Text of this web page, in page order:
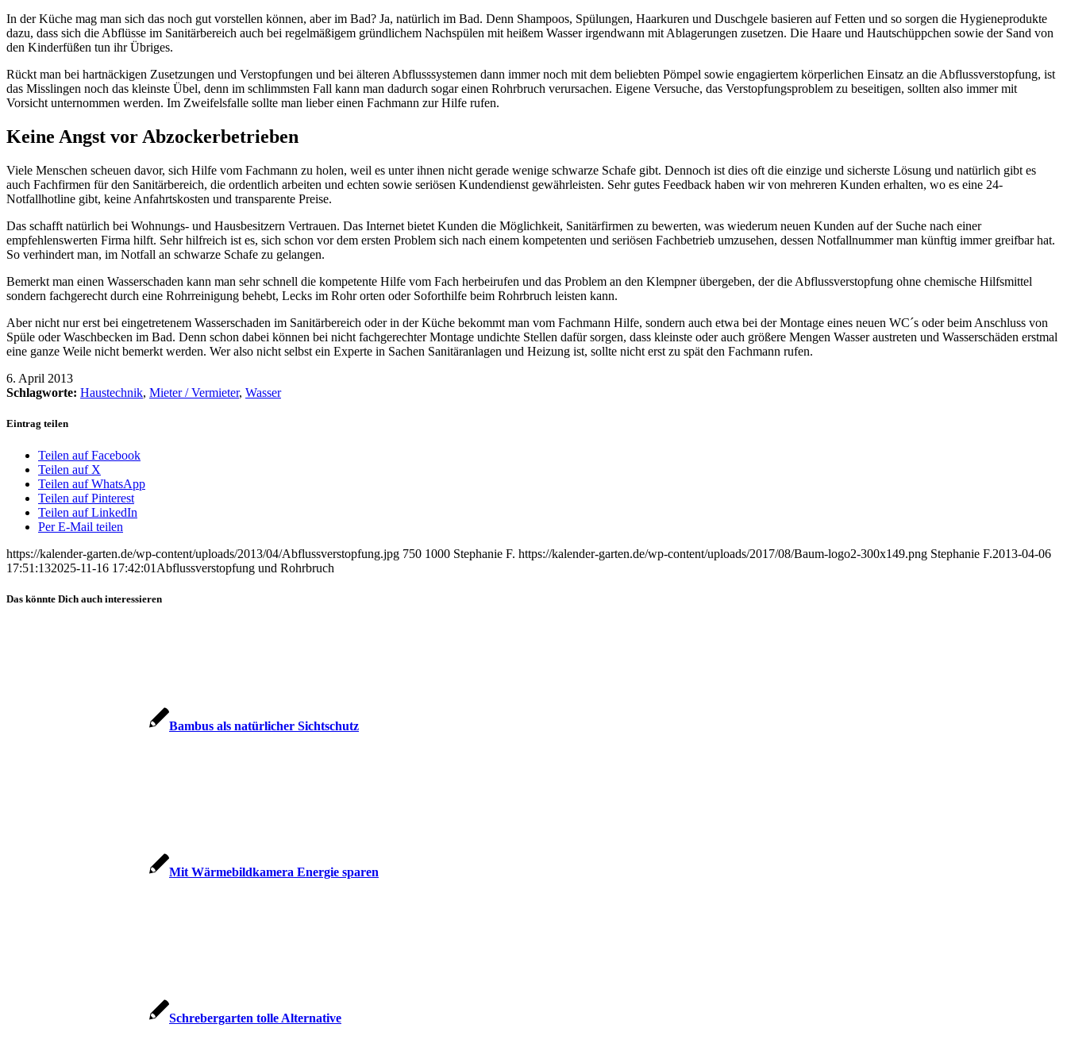
In der Küche mag man sich das noch gut vorstellen können, aber im Bad? Ja, natürlich im Bad. Denn Shampoos, Spülungen, Haarkuren und Duschgele basieren auf Fetten und so sorgen die Hygieneprodukte
dazu, dass sich die Abflüsse im Sanitärbereich auch bei regelmäßigem gründlichem Nachspülen mit heißem Wasser irgendwann mit Ablagerungen zusetzen. Die Haare und Hautschüppchen sowie der Sand von
den Kinderfüßen tun ihr Übriges.
Rückt man bei hartnäckigen Zusetzungen und Verstopfungen und bei älteren Abflusssystemen dann immer noch mit dem beliebten Pömpel sowie engagiertem körperlichen Einsatz an die Abflussverstopfung, ist
das Misslingen noch das kleinste Übel, denn im schlimmsten Fall kann man dadurch sogar einen Rohrbruch verursachen. Eigene Versuche, das Verstopfungsproblem zu beseitigen, sollten also immer mit
Vorsicht unternommen werden. Im Zweifelsfalle sollte man lieber einen Fachmann zur Hilfe rufen.
Keine Angst vor Abzockerbetrieben
Viele Menschen scheuen davor, sich Hilfe vom Fachmann zu holen, weil es unter ihnen nicht gerade wenige schwarze Schafe gibt. Dennoch ist dies oft die einzige und sicherste Lösung und natürlich gibt es
auch Fachfirmen für den Sanitärbereich, die ordentlich arbeiten und echten sowie seriösen Kundendienst gewährleisten. Sehr gutes Feedback haben wir von mehreren Kunden erhalten, wo es eine 24-
Notfallhotline gibt, keine Anfahrtskosten und transparente Preise.
Das schafft natürlich bei Wohnungs- und Hausbesitzern Vertrauen. Das Internet bietet Kunden die Möglichkeit, Sanitärfirmen zu bewerten, was wiederum neuen Kunden auf der Suche nach einer
empfehlenswerten Firma hilft. Sehr hilfreich ist es, sich schon vor dem ersten Problem sich nach einem kompetenten und seriösen Fachbetrieb umzusehen, dessen Notfallnummer man künftig immer greifbar hat.
So verhindert man, im Notfall an schwarze Schafe zu gelangen.
Bemerkt man einen Wasserschaden kann man sehr schnell die kompetente Hilfe vom Fach herbeirufen und das Problem an den Klempner übergeben, der die Abflussverstopfung ohne chemische Hilfsmittel
sondern fachgerecht durch eine Rohrreinigung behebt, Lecks im Rohr orten oder Soforthilfe beim Rohrbruch leisten kann.
Aber nicht nur erst bei eingetretenem Wasserschaden im Sanitärbereich oder in der Küche bekommt man vom Fachmann Hilfe, sondern auch etwa bei der Montage eines neuen WC´s oder beim Anschluss von
Spüle oder Waschbecken im Bad. Denn schon dabei können bei nicht fachgerechter Montage undichte Stellen dafür sorgen, dass kleinste oder auch größere Mengen Wasser austreten und Wasserschäden erstmal
eine ganze Weile nicht bemerkt werden. Wer also nicht selbst ein Experte in Sachen Sanitäranlagen und Heizung ist, sollte nicht erst zu spät den Fachmann rufen.
6. April 2013
Schlagworte: Haustechnik, Mieter / Vermieter, Wasser
Eintrag teilen
Teilen auf Facebook
Teilen auf X
Teilen auf WhatsApp
Teilen auf Pinterest
Teilen auf LinkedIn
Per E-Mail teilen
https://kalender-garten.de/wp-content/uploads/2013/04/Abflussverstopfung.jpg 750 1000 Stephanie F. https://kalender-garten.de/wp-content/uploads/2017/08/Baum-logo2-300x149.png Stephanie F.2013-04-06
17:51:132025-11-16 17:42:01 Abflussverstopfung und Rohrbruch
Das könnte Dich auch interessieren
Bambus als natürlicher Sichtschutz
Mit Wärmebildkamera Energie sparen
Schrebergarten tolle Alternative